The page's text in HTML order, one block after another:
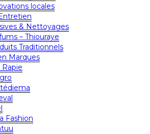
locales
& Nettoyages
– Thiouraye
Traditionnels
Marques
Rapie
Fashion